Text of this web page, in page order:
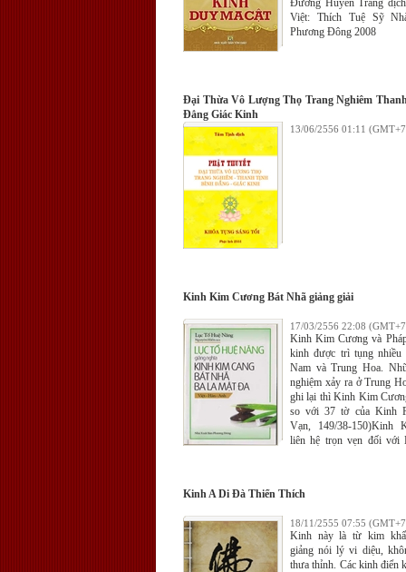
thông, thường ở thế
quốc độ vì trời, người
Chánh pháp, chặng đầu,
khéo léo, thuần nhất viên
Đường Huyền Trang
Việt: Thích Tuệ Sỹ
Phương Đông 2008
Đại Thừa Vô Lượng Thọ Trang Nghiêm
Đẳng Giác Kinh
13/06/2556 01:11
Kinh Kim Cương Bát Nhã giảng giải
17/03/2556 22:08
Kinh Kim Cương và
kinh được trì tụng nhiều
Nam và Trung Hoa.
nghiệm xảy ra ở Trung
ghi lại thì Kinh Kim
so với 37 tờ của Kinh
Vạn, 149/38-150)Kinh
liên hệ trọn vẹn đối với
Năng, từ khi thoáng nghe
thích thú khi được đọc,
Huệ Năng. Ngộ nhập
Cương tức ngộ nhập Phật
thượng chính đẳng Bồ-đề.
Kinh A Di Đà Thiển Thích
18/11/2555 07:55
Kinh này là từ kim
giảng nói lý vi diệu,
thưa thỉnh. Các kinh điển